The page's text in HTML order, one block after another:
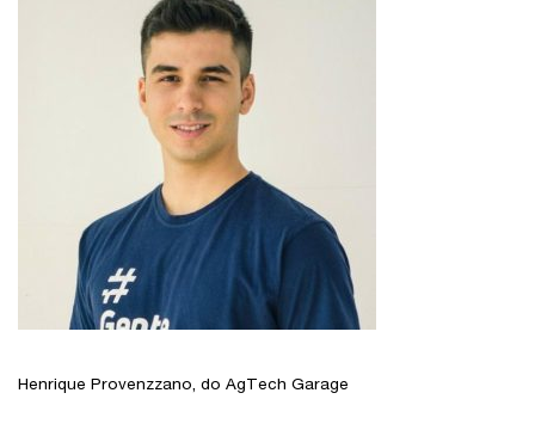
Henrique Provenzzano, do AgTech Garage